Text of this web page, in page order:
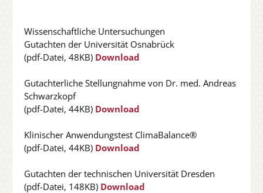
Wissenschaftliche Untersuchungen
Gutachten der Universität Osnabrück
(pdf-Datei, 48KB) Download
Gutachterliche Stellungnahme von Dr. med. Andreas
Schwarzkopf
(pdf-Datei, 44KB) Download
Klinischer Anwendungstest ClimaBalance®
(pdf-Datei, 44KB) Download
Gutachten der technischen Universität Dresden
(pdf-Datei, 148KB) Download